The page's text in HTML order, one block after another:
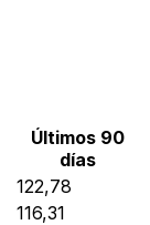
Últimos 90
días
122,78
116,31